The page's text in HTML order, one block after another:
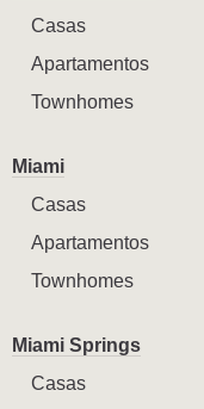
Casas
Apartamentos
Townhomes
Miami
Casas
Apartamentos
Townhomes
Miami Springs
Casas